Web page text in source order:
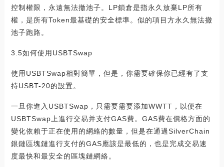
控制權限，永遠無法撤池子。LP鎖倉是指永久放棄LP所有
權，是所有Token最基礎的安全標準。似的項目方永久無法撤
池子跑路。
3.5如何使用USBTSwap
使用USBTSwap相對簡單，但是，你需要確保你已經有了支
持USBT-20的設置。
一旦你進入USBTSwap，只需要需要添加WWTT，以便在
USBTSwap上進行交易并支付GAS費。GAS費在價格方面的
變化依賴于正在使用的網絡的數量，但是在通過SilverChain
銀鏈區塊鏈進行支付的GAS應該是最低的，也是完成交易速
度最快和最安全的區塊鏈網絡。